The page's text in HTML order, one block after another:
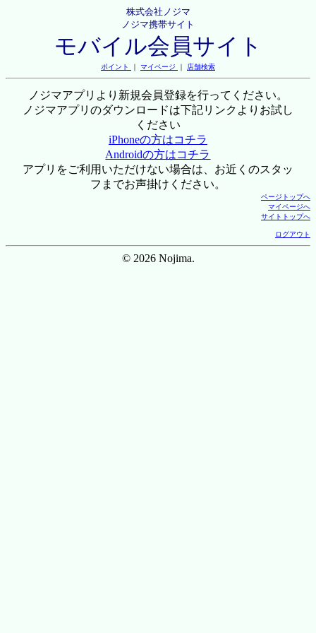
株式会社ノジマ
ノジマ携帯サイト
モバイル会員サイト
ポイント ｜ マイページ ｜ 店舗検索
ノジマアプリより新規会員登録を行ってください。
ノジマアプリのダウンロードは下記リンクよりお試し
ください
iPhoneの方はコチラ
Androidの方はコチラ
アプリをご利用いただけない場合は、お近くのスタッ
フまでお声掛けください。
ページトップへ
マイページへ
サイトトップへ
ログアウト
© 2026 Nojima.